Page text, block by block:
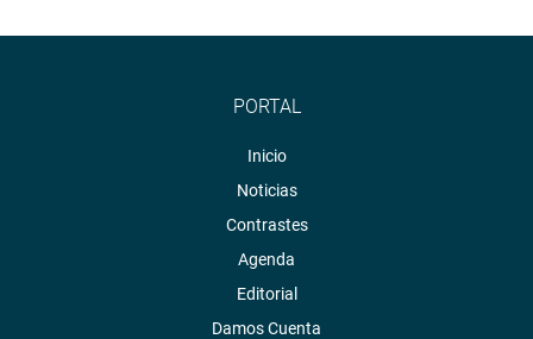
PORTAL
Inicio
Noticias
Contrastes
Agenda
Editorial
Damos Cuenta